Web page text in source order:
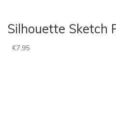
Silhouette Sketch
€7,95